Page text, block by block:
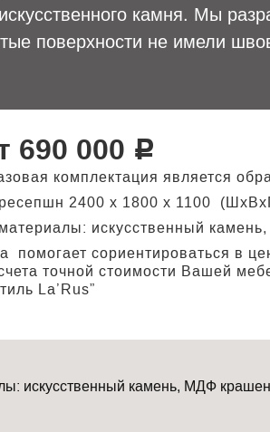
камня. Мы
поверхности не имели
690 000 Р
комплектация является
ресепшн 2400 х 1800 х 1100
материалы: искусственный
помогает сориентироваться в
точной стоимости Вашей
La’Rus”
искусственный камень, МДФ